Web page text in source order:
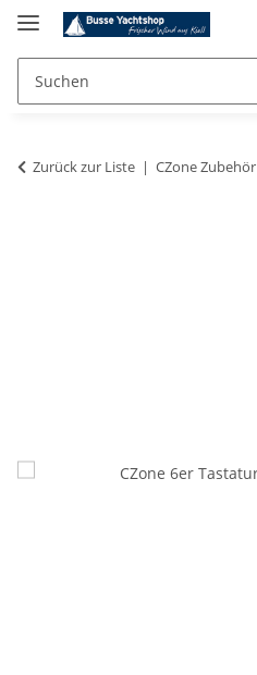
Zurück zur Liste CZone Zubehör